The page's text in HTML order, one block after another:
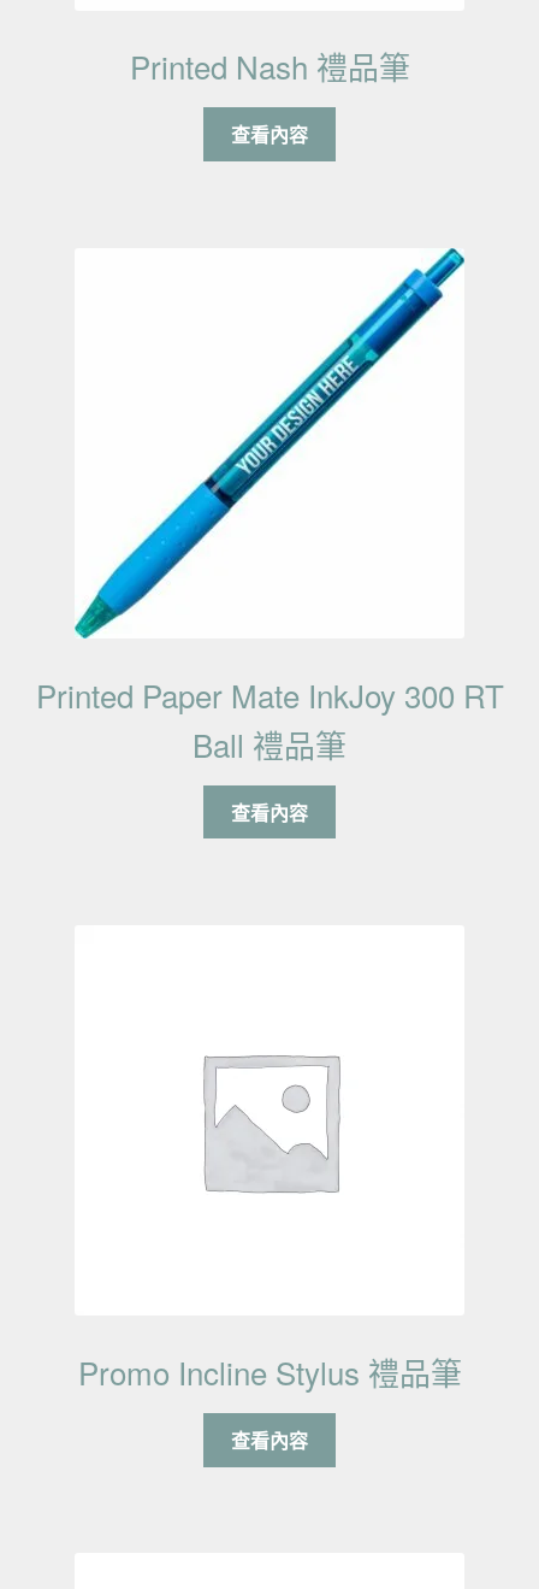
Printed Nash 禮品筆
查看內容
Printed Paper Mate InkJoy 300 RT
Ball 禮品筆
查看內容
Promo Incline Stylus 禮品筆
查看內容